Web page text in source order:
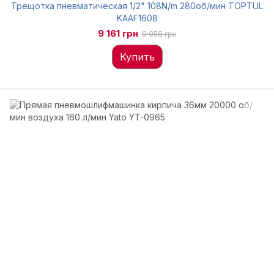
Трещотка пневматическая 1/2" 108N/m 280об/мин TOPTUL
KAAF1608
9 161 грн 9 958 грн
Купить